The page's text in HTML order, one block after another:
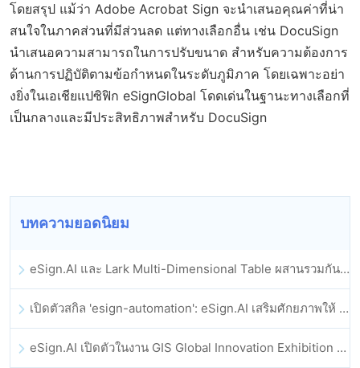
โดยสรุป แม้ว่า Adobe Acrobat Sign จะนำเสนอคุณค่าที่น่า
สนใจในภาคส่วนที่มีส่วนลด แต่ทางเลือกอื่น เช่น DocuSign
นำเสนอความสามารถในการปรับขนาด สำหรับความต้องการ
ด้านการปฏิบัติตามข้อกำหนดในระดับภูมิภาค โดยเฉพาะอย่า
งยิ่งในเอเชียแปซิฟิก eSignGlobal โดดเด่นในฐานะทางเลือกที่
เป็นกลางและมีประสิทธิภาพสำหรับ DocuSign
บทความยอดนิยม
eSign.AI และ Lark Multi-Dimensional Table ผสานรวมกันอย่างเป็นทางการ: การลงนามและการเก็บถาวรสัญญาอิเล็กทรอนิกส์แบบอัตโนมัติเต็มรูปแบบ
เปิดตัวสกิล 'esign-automation': eSign.AI เสริมศักยภาพให้ OpenClaw ด้วยลายเซ็นอิเล็กทรอนิกส์อัตโนมัติ
eSign.AI เปิดตัวในงาน GIS Global Innovation Exhibition 2025